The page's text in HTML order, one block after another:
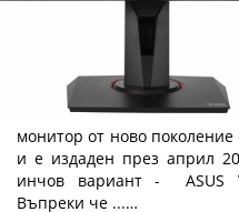
Ревю на ASUS TUF Gaming
ASUS TUF Gaming
монитор от ново поколение
и е издаден през април
инчов вариант - ASUS
Въпреки че ...…